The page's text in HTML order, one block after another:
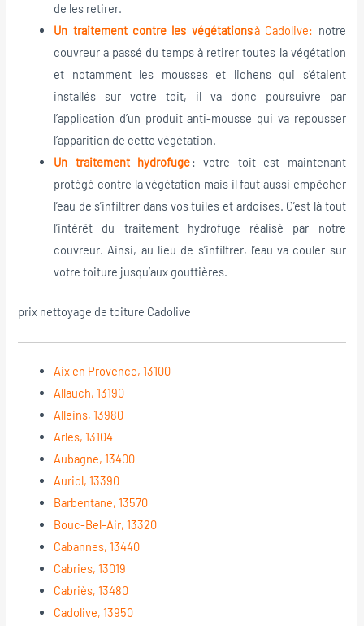
de les retirer.
Un traitement contre les végétationsà Cadolive: notre
couvreur a passé du temps à retirer toutes la végétation
et notamment les mousses et lichens qui s’étaient
installés sur votre toit, il va donc poursuivre par
l’application d’un produit anti-mousse qui va repousser
l’apparition de cette végétation.
Un traitement hydrofuge: votre toit est maintenant
protégé contre la végétation mais il faut aussi empêcher
l’eau de s’infiltrer dans vos tuiles et ardoises. C’est là tout
l’intérêt du traitement hydrofuge réalisé par notre
couvreur. Ainsi, au lieu de s’infiltrer, l’eau va couler sur
votre toiture jusqu’aux gouttières.
prix nettoyage de toiture Cadolive
Aix en Provence, 13100
Allauch, 13190
Alleins, 13980
Arles, 13104
Aubagne, 13400
Auriol, 13390
Barbentane, 13570
Bouc-Bel-Air, 13320
Cabannes, 13440
Cabries, 13019
Cabriès, 13480
Cadolive, 13950